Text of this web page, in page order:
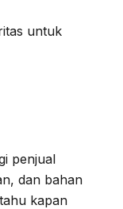
untuk
penjual
dan bahan
kapan